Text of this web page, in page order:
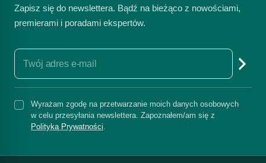
Zapisz się do newslettera. Bądź na bieżąco z nowościami,
premierami i poradami ekspertów.
Wyrażam zgodę na przetwarzanie moich danych osobowych
w celu przesyłania newslettera. Zapoznałem/am się z
Polityką Prywatności.